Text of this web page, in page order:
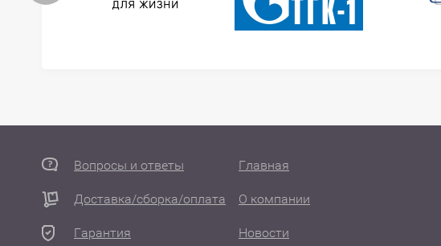
Вопросы и ответы
Доставка/сборка/оплата
Гарантия
Главная
О компании
Новости